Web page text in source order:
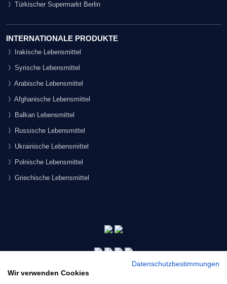
Türkischer Supermarkt Berlin
INTERNATIONALE PRODUKTE
Irakische Lebensmittel
Syrische Lebensmittel
Arabische Lebensmittel
Afghanische Lebensmittel
Balkan Lebensmittel
Russische Lebensmittel
Ukrainische Lebensmittel
Polnische Lebensmittel
Griechische Lebensmittel
Datenschutzbestimmungen
Wir verwenden Cookies